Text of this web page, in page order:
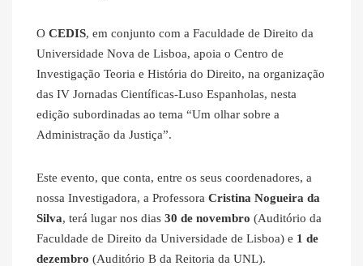
O CEDIS, em conjunto com a Faculdade de Direito da
Universidade Nova de Lisboa, apoia o Centro de
Investigação Teoria e História do Direito, na organização
das IV Jornadas Científicas-Luso Espanholas, nesta
edição subordinadas ao tema “Um olhar sobre a
Administração da Justiça”.
Este evento, que conta, entre os seus coordenadores, a
nossa Investigadora, a Professora Cristina Nogueira da
Silva, terá lugar nos dias 30 de novembro (Auditório da
Faculdade de Direito da Universidade de Lisboa) e 1 de
dezembro (Auditório B da Reitoria da UNL).